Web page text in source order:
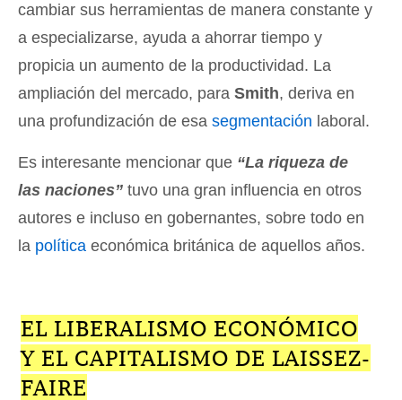
cambiar sus herramientas de manera constante y
a especializarse, ayuda a ahorrar tiempo y
propicia un aumento de la productividad. La
ampliación del mercado, para Smith, deriva en
una profundización de esa segmentación laboral.
Es interesante mencionar que “La riqueza de
las naciones” tuvo una gran influencia en otros
autores e incluso en gobernantes, sobre todo en
la política económica británica de aquellos años.
EL LIBERALISMO ECONÓMICO
Y EL CAPITALISMO DE LAISSEZ-
FAIRE